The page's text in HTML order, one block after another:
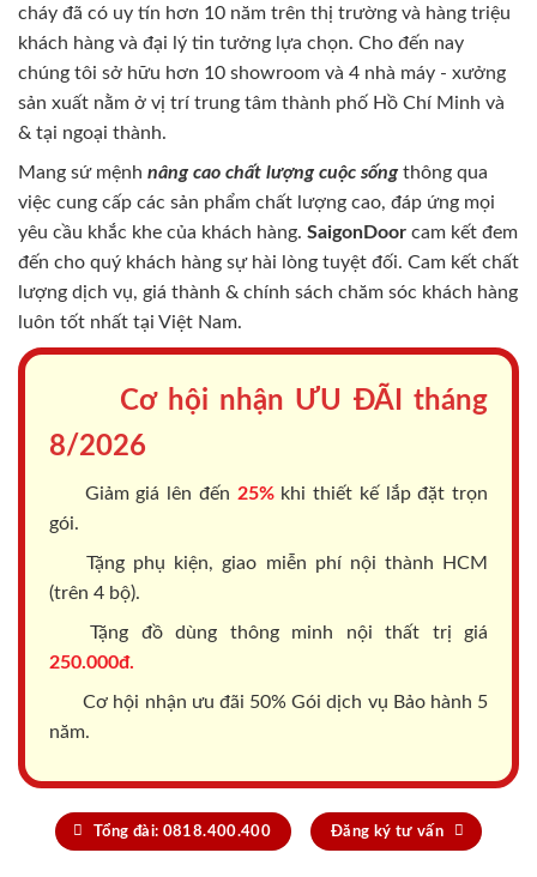
cháy đã có uy tín hơn 10 năm trên thị trường và hàng triệu
khách hàng và đại lý tin tưởng lựa chọn. Cho đến nay
chúng tôi sở hữu hơn 10 showroom và 4 nhà máy - xưởng
sản xuất nằm ở vị trí trung tâm thành phố Hồ Chí Minh và
& tại ngoại thành.
Mang sứ mệnh nâng cao chất lượng cuộc sốngthông qua
việc cung cấp các sản phẩm chất lượng cao, đáp ứng mọi
yêu cầu khắc khe của khách hàng. SaigonDoor cam kết đem
đến cho quý khách hàng sự hài lòng tuyệt đối. Cam kết chất
lượng dịch vụ, giá thành & chính sách chăm sóc khách hàng
luôn tốt nhất tại Việt Nam.
Cơ hội nhận ƯU ĐÃI tháng
8/2026
Giảm giá lên đến 25%khi thiết kế lắp đặt trọn
gói.
Tặng phụ kiện, giao miễn phí nội thành HCM
(trên 4 bộ).
Tặng đồ dùng thông minh nội thất trị giá
250.000đ.
Cơ hội nhận ưu đãi 50% Gói dịch vụ Bảo hành 5
năm.
Tổng đài: 0818.400.400 Đăng ký tư vấn